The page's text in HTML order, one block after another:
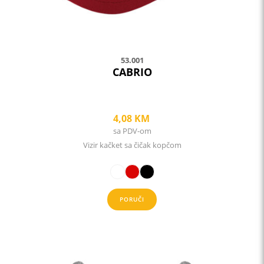
53.001
CABRIO
4,08 KM
sa PDV-om
Vizir kačket sa čičak kopčom
PORUČI